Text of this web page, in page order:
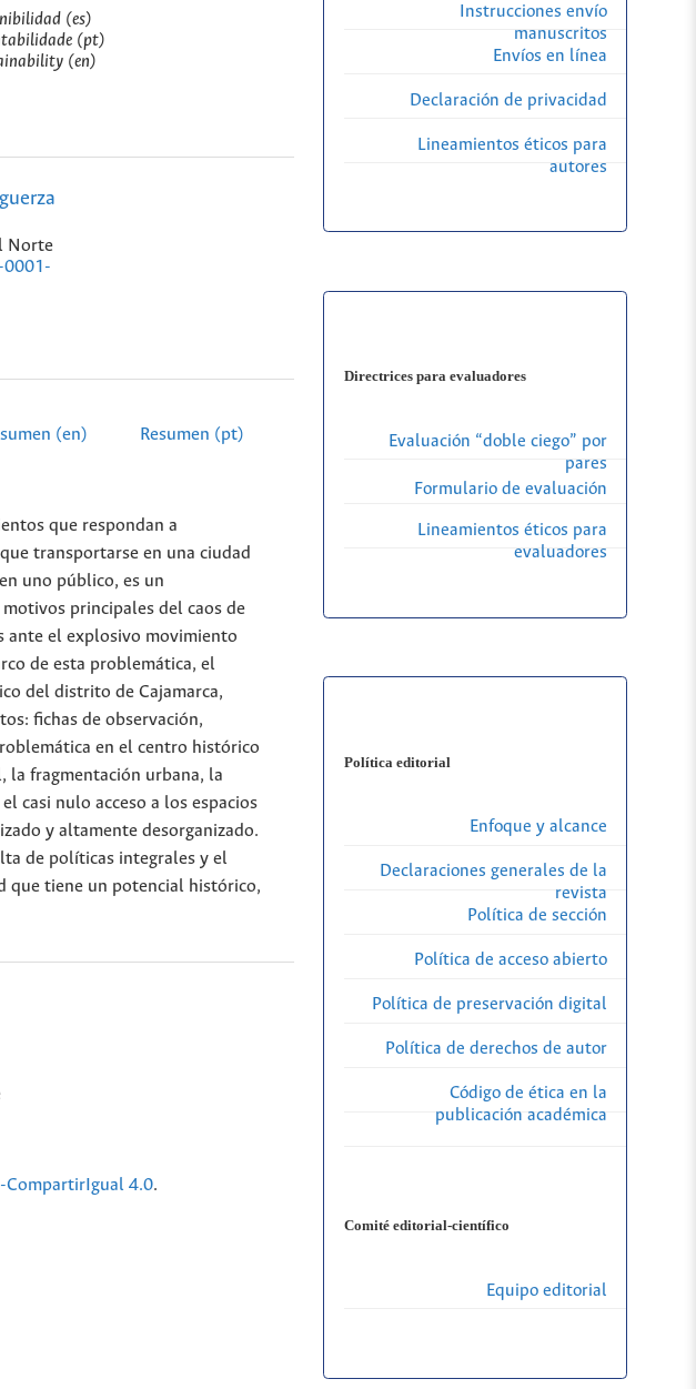
(es)
(pt)
(en)
Norte
(en) Resumen (pt)
que respondan a
transportarse en una ciudad
uno público, es un
principales del caos de
ante el explosivo movimiento
de esta problemática, el
del distrito de Cajamarca,
fichas de observación,
en el centro histórico
la fragmentación urbana, la
casi nulo acceso a los espacios
y altamente desorganizado.
de políticas integrales y el
que tiene un potencial histórico,
CompartirIgual 4.0.
Instrucciones envío
manuscritos
Envíos en línea
Declaración de privacidad
Lineamientos éticos para
autores
Directrices para evaluadores
Evaluación “doble ciego” por
pares
Formulario de evaluación
Lineamientos éticos para
evaluadores
Política editorial
Enfoque y alcance
Declaraciones generales de la
revista
Política de sección
Política de acceso abierto
Política de preservación digital
Política de derechos de autor
Código de ética en la
publicación académica
Comité editorial-científico
Equipo editorial